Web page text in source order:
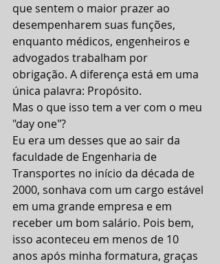
que sentem o maior prazer ao
desempenharem suas funções,
enquanto médicos, engenheiros e
advogados trabalham por
obrigação. A diferença está em uma
única palavra: Propósito.
Mas o que isso tem a ver com o meu
"day one"?
Eu era um desses que ao sair da
faculdade de Engenharia de
Transportes no início da década de
2000, sonhava com um cargo estável
em uma grande empresa e em
receber um bom salário. Pois bem,
isso aconteceu em menos de 10
anos após minha formatura, graças